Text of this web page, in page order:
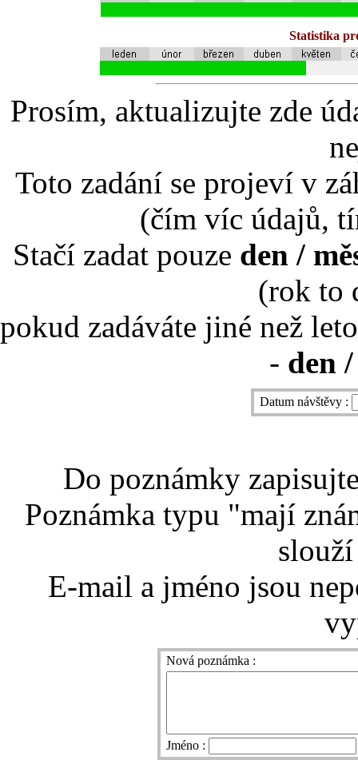
Statistika
Prosím, aktualizujte zde
Toto zadání se projeví v
(čím víc údajů,
Stačí zadat pouze den /
(rok to
pokud zadáváte jiné než
- den
Datum návštěvy :
Do poznámky
Poznámka typu "mají
E-mail a jméno jsou
Nová poznámka :
Jméno :